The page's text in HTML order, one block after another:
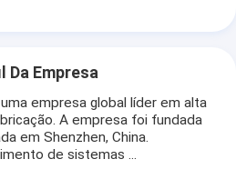
Da Empresa
empresa global líder em alta
A empresa foi fundada
em Shenzhen, China.
de sistemas ...